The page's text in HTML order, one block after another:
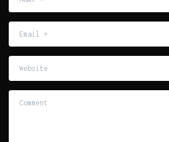
*
Website